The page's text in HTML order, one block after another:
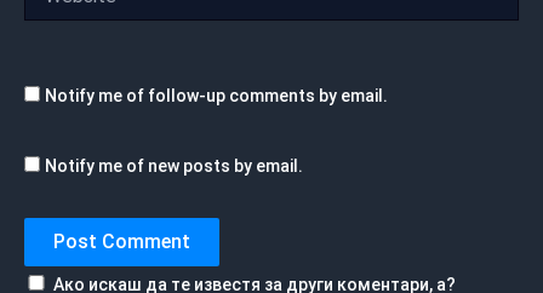
Notify me of follow-up comments by email.
Notify me of new posts by email.
Ако искаш да те известя за други коментари, а?